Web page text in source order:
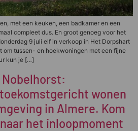
met een keuken, een badkamer en een
compleet dus. En groot genoeg voor het
9 juli elf in verkoop in Het Dorpshart
om tussen- en hoekwoningen met een fijne
kun je […]
wonen
in Almere. Kom
het inloopmoment